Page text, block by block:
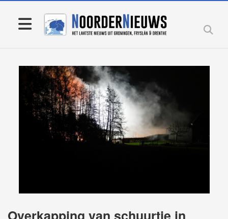
Overkapping van schuurtje in